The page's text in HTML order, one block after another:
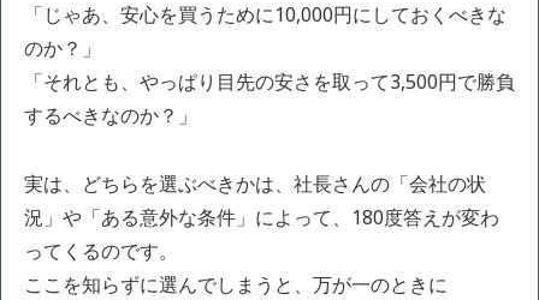
「じゃあ、安心を買うために10,000円にしておくべきな
のか？」
「それとも、やっぱり目先の安さを取って3,500円で勝負
するべきなのか？」
実は、どちらを選ぶべきかは、社長さんの「会社の状
況」や「ある意外な条件」によって、180度答えが変わ
ってくるのです。
ここを知らずに選んでしまうと、万が一のときに